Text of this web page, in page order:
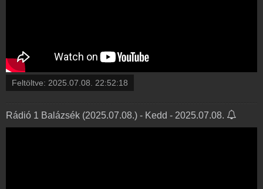
Feltöltve: 2025.07.08. 22:52:18
Rádió 1 Balázsék (2025.07.08.) - Kedd - 2025.07.08.